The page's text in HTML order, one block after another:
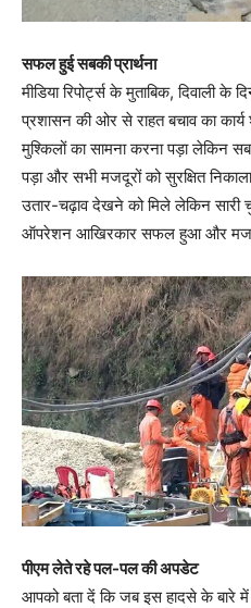
सफल हुई सबकी प्रार्थना
मीडिया रिपोर्ट्स के मुताबिक, दिवाली
प्रशासन की ओर से राहत बचाव का
मुश्किलों का सामना करना पड़ा लेकिन
पड़ा और सभी मजदूरों को सुरक्षित
उतार-चढ़ाव देखने को मिले लेकिन सारी
ऑपरेशन आखिरकार सफल हुआ और
पीएम लेते रहे पल-पल की अपडेट
आपको बता दें कि जब इस हादसे के बारे में